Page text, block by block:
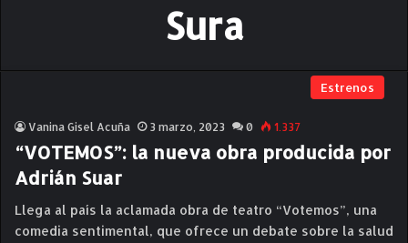
Sura
Estrenos
Vanina Gisel Acuña 3 marzo, 2023 0 1.337
“VOTEMOS”: la nueva obra producida por
Adrián Suar
Llega al país la aclamada obra de teatro “Votemos”, una
comedia sentimental, que ofrece un debate sobre la salud